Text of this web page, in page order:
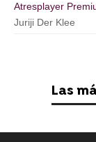
Atresplayer
Juriji Der Klee
Las